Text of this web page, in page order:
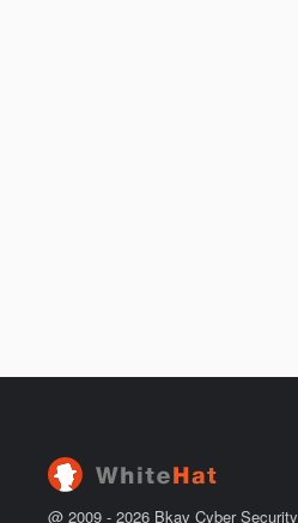
@ 2009 - 2026 Bkav Cyber Security